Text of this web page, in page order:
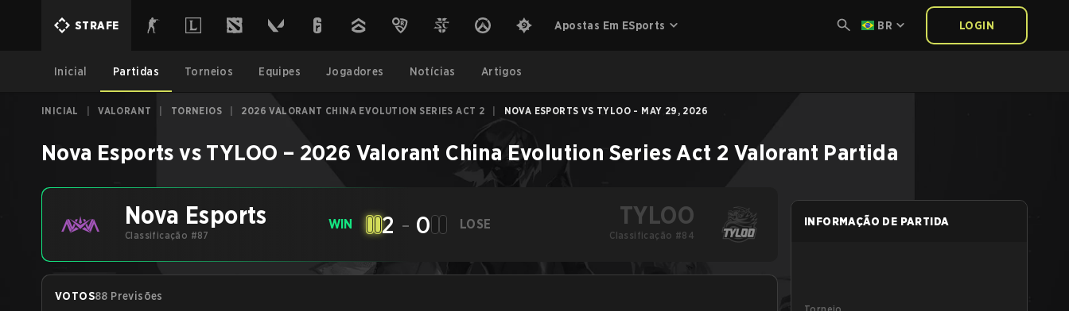
STRAFE Apostas Em ESports BR LOGIN
Inicial Partidas Torneios Equipes Jogadores Notícias Artigos
INICIAL VALORANT TORNEIOS 2026 VALORANT CHINA EVOLUTION SERIES ACT 2 NOVA ESPORTS VS TYLOO - MAY 29, 2026
Nova Esports vs TYLOO – 2026 Valorant China Evolution Series Act 2 Valorant Partida
Nova Esports
Classificação #87
WIN 2 - 0 LOSE TYLOO
Classificação #84
VOTOS88 Previsões
INFORMAÇÃO DE PARTIDA